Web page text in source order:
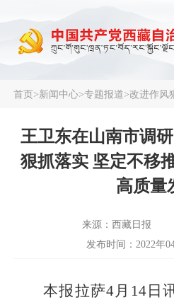
首页>新闻中心>专题报道>改进作风
王卫东在山南市调
狠抓落实 坚定不移
高质量
来源：西藏日报
发布时间：2022年
本报拉萨4月14日